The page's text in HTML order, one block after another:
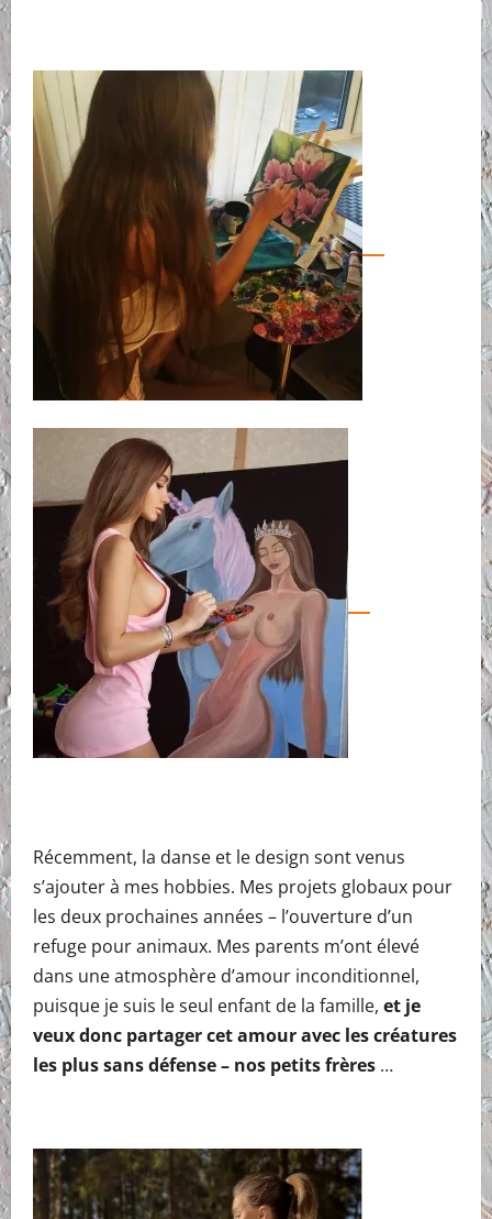
Récemment, la danse et le design sont venus
s’ajouter à mes hobbies. Mes projets globaux pour
les deux prochaines années – l’ouverture d’un
refuge pour animaux. Mes parents m’ont élevé
dans une atmosphère d’amour inconditionnel,
puisque je suis le seul enfant de la famille, et je
veux donc partager cet amour avec les créatures
les plus sans défense – nos petits frères …